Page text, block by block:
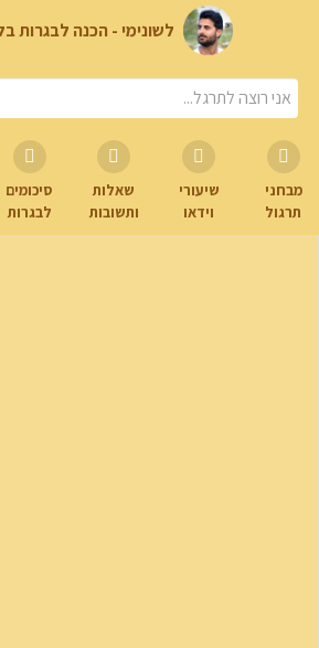
לשונימי - הכנה לבגרות
מבחני
תרגול
שיעורי
וידאו
שאלות
ותשובות
סיכומים
לבגרות